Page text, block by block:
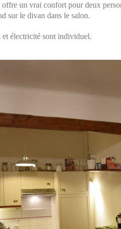
un vrai confort pour deux
sur le divan dans le salon.
et électricité sont individuel.